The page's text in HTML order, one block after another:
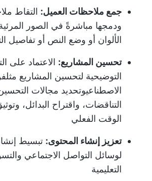
جمع ملاحظات العميل: التقاط
ودمجها مباشرةً في الصور
الألوان أو وضع النص أو تفاصيل
تحسين المشاريع: الاعتماد على
التوضيحية لتحسين المشاريع مثل
الاصطناعيوتحديد مجالات
التناقضات، واقتراح البدائل،
الوقت الفعلي
تعزيز إنشاء المحتوى: تبسيط
لوسائل التواصل الاجتماعي
التعليمية